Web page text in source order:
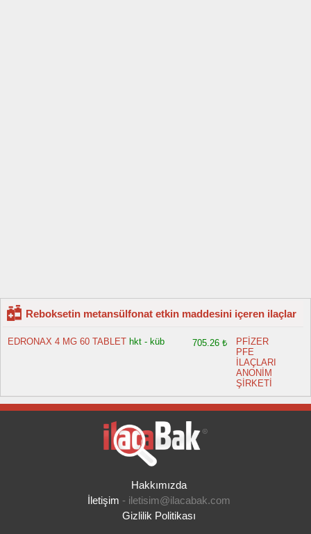
Reboksetin metansülfonat etkin maddesini içeren ilaçlar
EDRONAX 4 MG 60 TABLET hkt - küb 705.26 ₺
PFİZER
PFE
İLAÇLARI
ANONİM
ŞİRKETİ
Hakkımızda
İletişim - iletisim@ilacabak.com
Gizlilik Politikası